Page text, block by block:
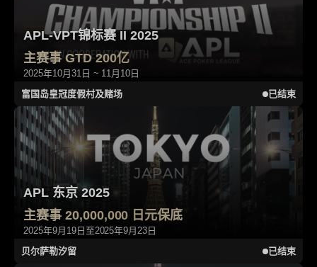
APL-VPT锦标赛 II 2025
主赛事 GTD 200亿
2025年10月31日 ~ 11月10日
富国岛皇冠度假村及赌场
已结束
APL 东京 2025
主赛事 20,000,000 日元保底
2025年9月19日至2025年9月23日
贝尔萨勒汐留
已结束